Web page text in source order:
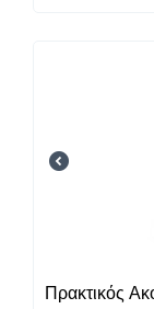
Πρωτότυπα
Σεφ / Είδη
Σπορ / Σε
Πρακτικός